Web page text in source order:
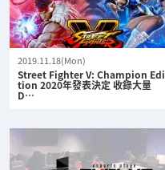
2019.11.18(Mon)
Street Fighter V: Champion Edi
tion 2020年發表決定 收錄大量
D…